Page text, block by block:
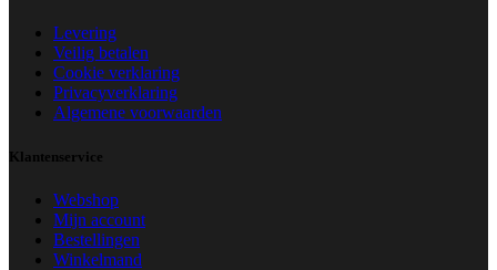
Levering
Veilig betalen
Cookie verklaring
Privacyverklaring
Algemene voorwaarden
Klantenservice
Webshop
Mijn account
Bestellingen
Winkelmand